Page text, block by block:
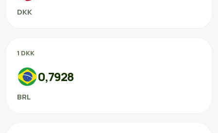
DKK
1 DKK
0,7928
BRL